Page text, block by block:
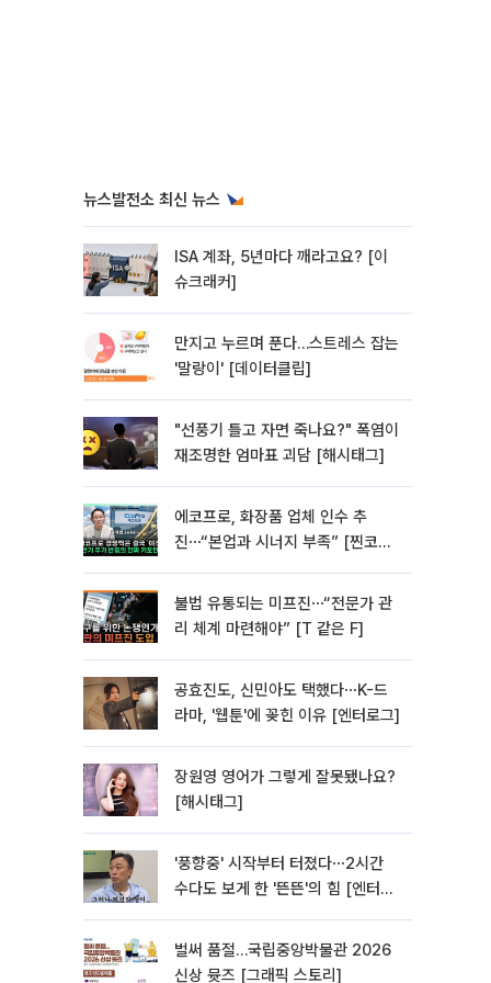
뉴스발전소 최신 뉴스
ISA 계좌, 5년마다 깨라고요? [이
슈크래커]
만지고 누르며 푼다…스트레스 잡는
'말랑이' [데이터클립]
"선풍기 틀고 자면 죽나요?" 폭염이
재조명한 엄마표 괴담 [해시태그]
에코프로, 화장품 업체 인수 추
진⋯“본업과 시너지 부족” [찐코노
불법 유통되는 미프진⋯“전문가 관
리 체계 마련해야” [T 같은 F]
공효진도, 신민아도 택했다⋯K-드
라마, '웹툰'에 꽂힌 이유 [엔터로그]
장원영 영어가 그렇게 잘못됐나요?
[해시태그]
'풍향중' 시작부터 터졌다⋯2시간
수다도 보게 한 '뜬뜬'의 힘 [엔터로
벌써 품절…국립중앙박물관 2026
신상 뮷즈 [그래픽 스토리]